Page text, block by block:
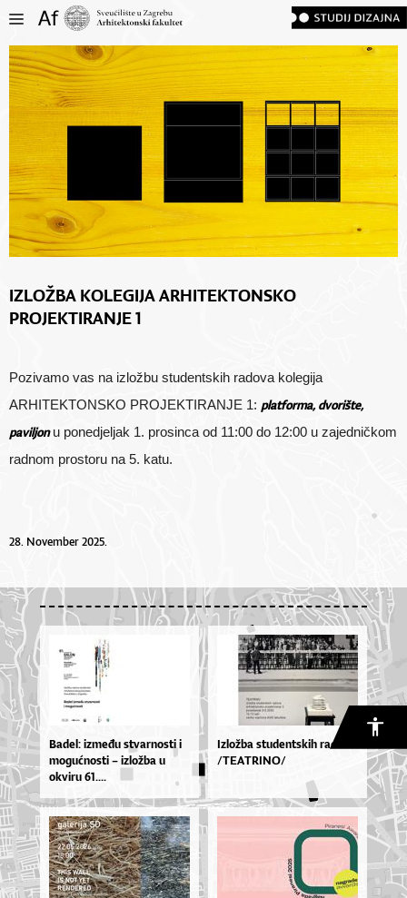
IZLOŽBA KOLEGIJA ARHITEKTONSKO
PROJEKTIRANJE 1
Pozivamo vas na izložbu studentskih radova kolegija
ARHITEKTONSKO PROJEKTIRANJE 1: platforma, dvorište,
paviljonu ponedjeljak 1. prosinca od 11:00 do 12:00 u zajedničkom
radnom prostoru na 5. katu.
28. November 2025.
Ba­de­l: iz­me­đu stvar­nos­ti i
mo­gu­ćnos­ti – izlož­ba u
okvi­ru 61....
Izložba studentskih radova
/TEATRINO/